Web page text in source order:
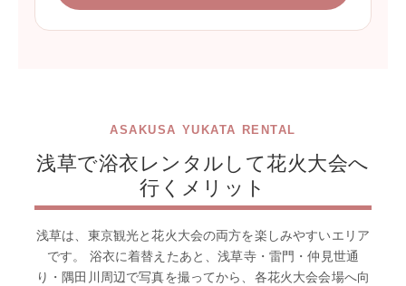
ASAKUSA YUKATA RENTAL
浅草で浴衣レンタルして花火大会へ
行くメリット
浅草は、東京観光と花火大会の両方を楽しみやすいエリア
です。 浴衣に着替えたあと、浅草寺・雷門・仲見世通
り・隅田川周辺で写真を撮ってから、各花火大会会場へ向